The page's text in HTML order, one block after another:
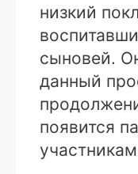
низкий
сыновей.
данный
появится